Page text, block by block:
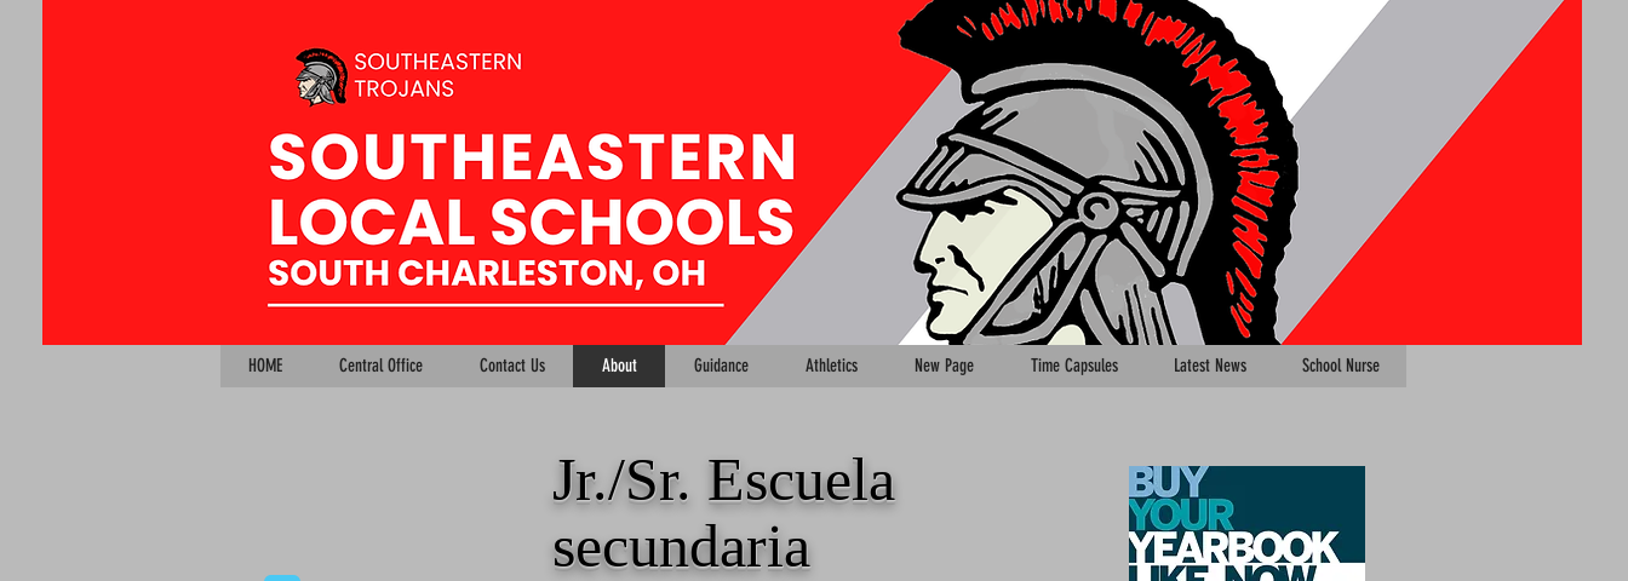
HOME Central Office Contact Us About Guidance Athletics New Page Time Capsules Latest News School Nurse
Jr./Sr. Escuela
secundaria